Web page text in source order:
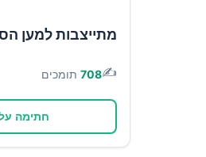
מתייצבות למען
✍️
708 תומכים
חתימה